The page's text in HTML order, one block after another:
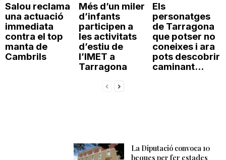
Salou reclama
una actuació
immediata
contra el top
manta de
Cambrils
Més d’un miler
d’infants
participen a
les activitats
d’estiu de
l’IMET a
Tarragona
Els
personatges
de Tarragona
que potser no
coneixes i ara
pots descobrir
caminant...